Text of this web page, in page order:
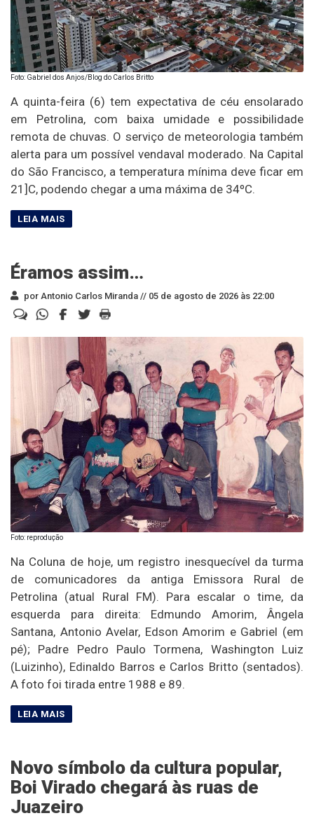
Foto: Gabriel dos Anjos/Blog do Carlos Britto
A quinta-feira (6) tem expectativa de céu ensolarado
em Petrolina, com baixa umidade e possibilidade
remota de chuvas. O serviço de meteorologia também
alerta para um possível vendaval moderado. Na Capital
do São Francisco, a temperatura mínima deve ficar em
21]C, podendo chegar a uma máxima de 34ºC.
Éramos assim…
por Antonio Carlos Miranda // 05 de agosto de 2026 às 22:00
Foto: reprodução
Na Coluna de hoje, um registro inesquecível da turma
de comunicadores da antiga Emissora Rural de
Petrolina (atual Rural FM). Para escalar o time, da
esquerda para direita: Edmundo Amorim, Ângela
Santana, Antonio Avelar, Edson Amorim e Gabriel (em
pé); Padre Pedro Paulo Tormena, Washington Luiz
(Luizinho), Edinaldo Barros e Carlos Britto (sentados).
A foto foi tirada entre 1988 e 89.
Novo símbolo da cultura popular,
Boi Virado chegará às ruas de
Juazeiro